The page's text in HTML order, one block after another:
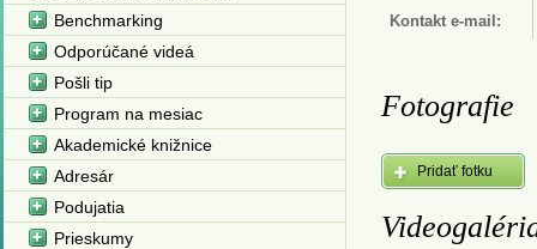
Kontakt e-mail:
Fotografie
Pridať fotku
Benchmarking
Odporúčané videá
Pošli tip
Program na mesiac
Akademické knižnice
Adresár
Podujatia
Prieskumy